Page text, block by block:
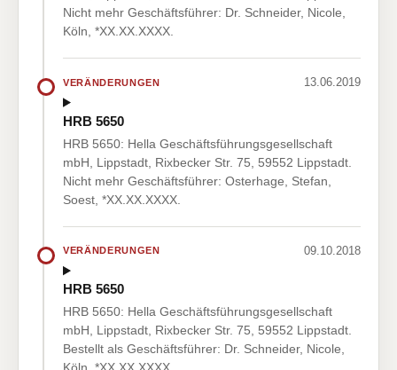
Nicht mehr Geschäftsführer: Dr. Schneider, Nicole,
Köln, *XX.XX.XXXX.
VERÄNDERUNGEN 13.06.2019
HRB 5650
HRB 5650: Hella Geschäftsführungsgesellschaft
mbH, Lippstadt, Rixbecker Str. 75, 59552 Lippstadt.
Nicht mehr Geschäftsführer: Osterhage, Stefan,
Soest, *XX.XX.XXXX.
VERÄNDERUNGEN 09.10.2018
HRB 5650
HRB 5650: Hella Geschäftsführungsgesellschaft
mbH, Lippstadt, Rixbecker Str. 75, 59552 Lippstadt.
Bestellt als Geschäftsführer: Dr. Schneider, Nicole,